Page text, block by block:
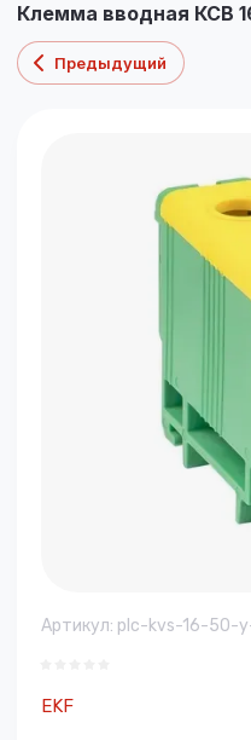
Клемма вводная КСВ
Предыдущий
Артикул: plc-kvs-16-50-
EKF